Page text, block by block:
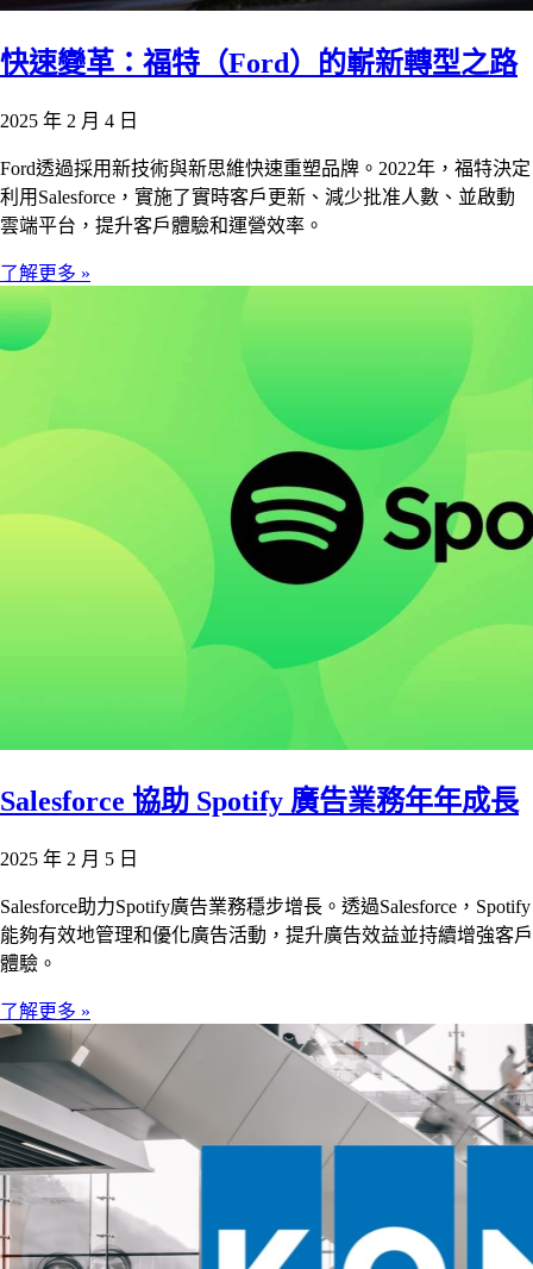
快速變革：福特（Ford）的嶄新轉型之路
2025 年 2 月 4 日
Ford透過採用新技術與新思維快速重塑品牌。2022年，福特決定
利用Salesforce，實施了實時客戶更新、減少批准人數、並啟動
雲端平台，提升客戶體驗和運營效率。
了解更多 »
Salesforce 協助 Spotify 廣告業務年年成長
2025 年 2 月 5 日
Salesforce助力Spotify廣告業務穩步增長。透過Salesforce，Spotify
能夠有效地管理和優化廣告活動，提升廣告效益並持續增強客戶
體驗。
了解更多 »